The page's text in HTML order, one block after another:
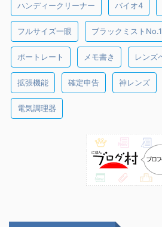
ハンディークリーナー バイオ4
フルサイズ一眼 ブラックミストNo.1
ポートレート メモ書き レンズ
拡張機能 確定申告 神レンズ
電気調理器